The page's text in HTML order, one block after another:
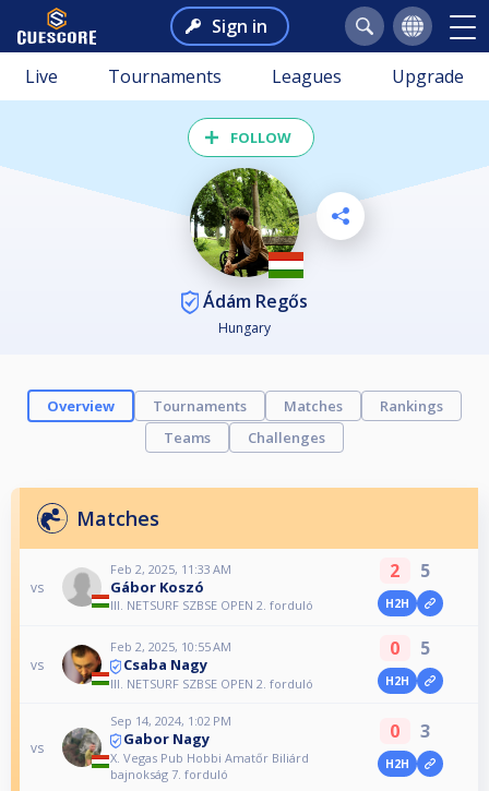
Sign in
Live Tournaments Leagues Upgrade
FOLLOW
Ádám Regős
Hungary
Overview Tournaments Matches
Rankings
Teams
Challenges
Matches
vs
Feb 2, 2025, 11:33 AM
Gábor Koszó
III. NETSURF SZBSE OPEN 2. forduló
2 5
H2H
vs
Feb 2, 2025, 10:55 AM
Csaba Nagy
III. NETSURF SZBSE OPEN 2. forduló
0 5
H2H
vs
Sep 14, 2024, 1:02 PM
Gabor Nagy
X. Vegas Pub Hobbi Amatőr Biliárd
bajnokság 7. forduló
0 3
H2H